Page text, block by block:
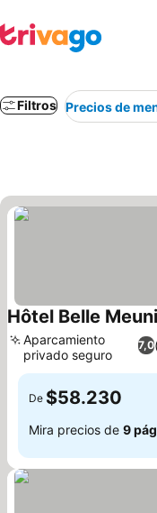
Filtros Precios de
Hôtel Belle
7,0
Aparcamiento
privado seguro
De $58.230
Mira precios de 9